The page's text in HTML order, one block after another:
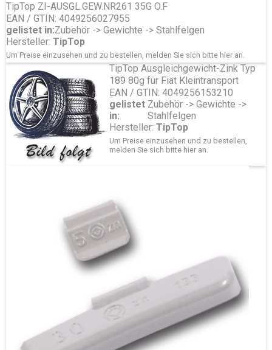
TipTop ZI-AUSGL.GEW.NR261 35G O.F
EAN / GTIN: 4049256027955
gelistet in:Zubehör -> Gewichte -> Stahlfelgen
Hersteller: TipTop
Um Preise einzusehen und zu bestellen, melden Sie sich bitte hier an.
TipTop Ausgleichgewicht-Zink Typ
189 80g für Fiat Kleintransport
EAN / GTIN: 4049256153210
gelistet
in:
Zubehör -> Gewichte ->
Stahlfelgen
Hersteller: TipTop
Um Preise einzusehen und zu bestellen,
melden Sie sich bitte hier an.